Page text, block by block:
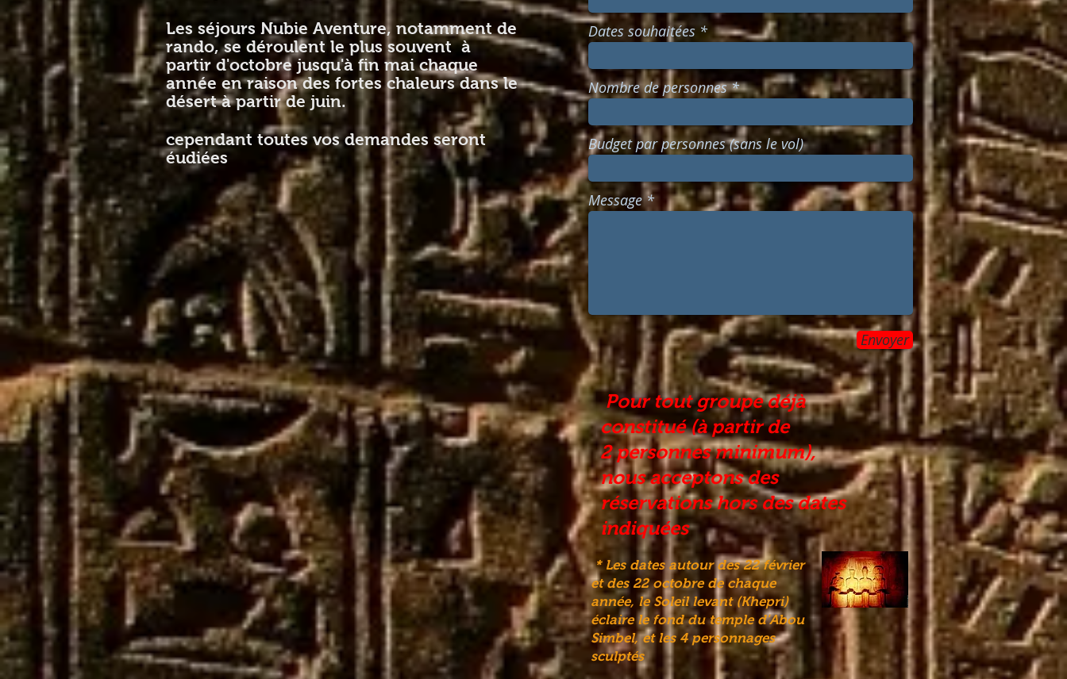
Les séjours Nubie Aventure, notamment de
rando, se déroulent le plus souvent à
partir d'octobre jusqu'à fin mai chaque
année en raison des fortes chaleurs dans le
désert à partir de juin.
cependant toutes vos demandes seront
éudiées
Dates souhaitées
Nombre de personnes
Budget par personnes (sans le vol)
Message
Envoyer
Pour tout groupe déjà
constitué (à partir de
2 personnes minimum),
nous acceptons des
réservations hors des dates
indiquées
* Les dates autour des 22 février
et des 22 octobre de chaque
année, le Soleil levant (Khepri)
éclaire le fond du temple d'Abou
Simbel, et les 4 personnages
sculptés